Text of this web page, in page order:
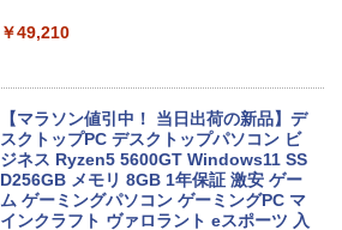
￥24,990
＼マラソン限定値引／福袋 6点セット ノ
ートパソコン 新品 Intel Pentium GOLD
6500Y メモリ8GB SSD256GB Windows
11 WPS Office付き 初期設定済み 14イン
チ フルHD ノートPC 初心者 学生 在宅ワ
ーク テンキー Wi-Fi Bluetooth HDMI 軽
￥49,210
【マラソン値引中！ 当日出荷の新品】デ
スクトップPC デスクトップパソコン ビ
ジネス Ryzen5 5600GT Windows11 SS
D256GB メモリ 8GB 1年保証 激安 ゲー
ム ゲーミングパソコン ゲーミングPC マ
インクラフト ヴァロラント eスポーツ 入